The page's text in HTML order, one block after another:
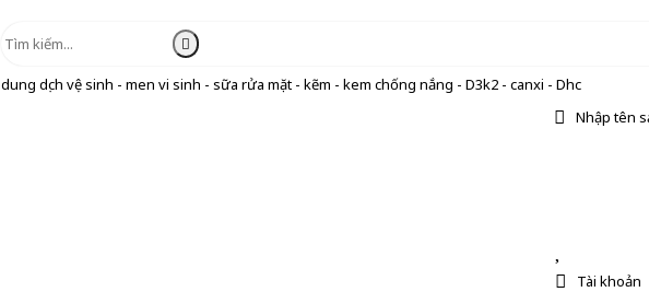
dung dịch vệ sinh - men vi sinh - sữa rửa mặt - kẽm - kem chống nắng - D3k2 - canxi - Dhc
Nhập tên
Tài khoản